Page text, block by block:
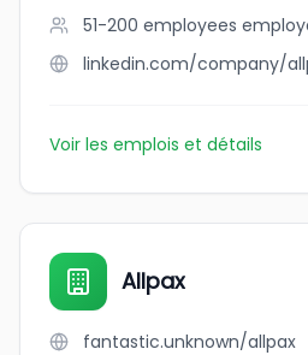
51-200 employees
linkedin.com/company/
Voir les emplois et détails
Allpax
fantastic.unknown/allpax